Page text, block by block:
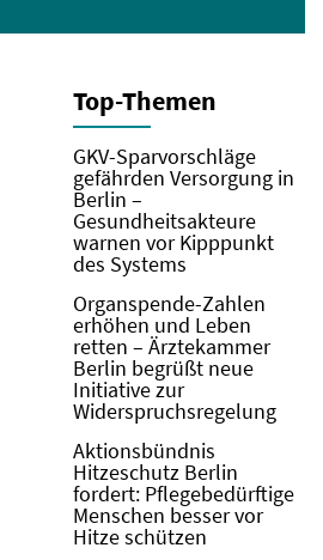
Top-Themen
GKV-Sparvorschläge
gefährden Versorgung in
Berlin –
Gesundheitsakteure
warnen vor Kipppunkt
des Systems
Organspende-Zahlen
erhöhen und Leben
retten – Ärztekammer
Berlin begrüßt neue
Initiative zur
Widerspruchsregelung
Aktionsbündnis
Hitzeschutz Berlin
fordert: Pflegebedürftige
Menschen besser vor
Hitze schützen